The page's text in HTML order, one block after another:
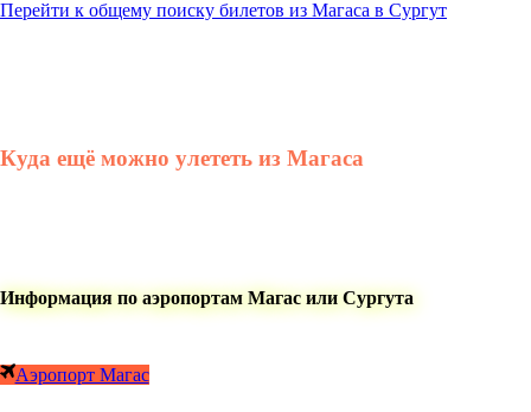
Перейти к общему поиску билетов из Магаса в Сургут
Куда ещё можно улететь из Магаса
Информация по аэропортам Магас или Сургута
Аэропорт Магас